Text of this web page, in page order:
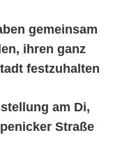
gemeinsam
ihren ganz
festzuhalten
am Di,
Straße